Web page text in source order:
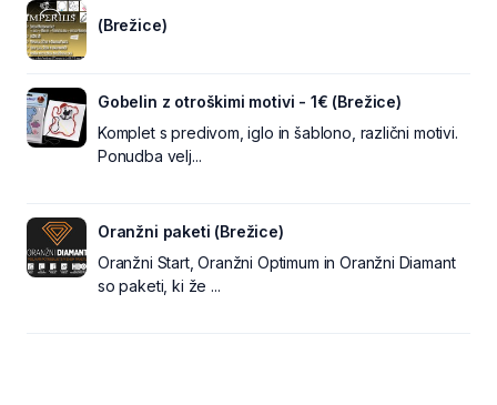
(Brežice)
Gobelin z otroškimi motivi - 1€ (Brežice)
Komplet s predivom, iglo in šablono, različni motivi.
Ponudba velj...
Oranžni paketi (Brežice)
Oranžni Start, Oranžni Optimum in Oranžni Diamant
so paketi, ki že ...